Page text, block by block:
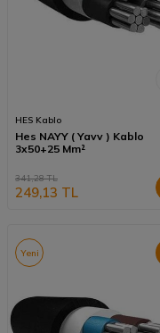
HES Kablo
Hes NAYY ( Yavv ) Kablo
3x50+25 Mm²
341,28TL
249,13 TL
Yeni